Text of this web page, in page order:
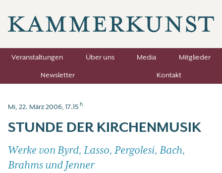
Veranstaltungen Über uns Media
Mitglieder
Newsletter
Kontakt
Mi, 22. März 2006, 17.15 h
STUNDE DER KIRCHENMUSIK
Werke von Byrd, Lasso, Pergolesi, Bach,
Brahms und Jenner